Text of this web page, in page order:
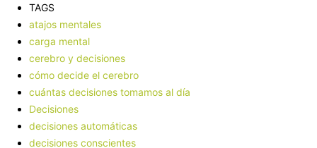
TAGS
atajos mentales
carga mental
cerebro y decisiones
cómo decide el cerebro
cuántas decisiones tomamos al día
Decisiones
decisiones automáticas
decisiones conscientes